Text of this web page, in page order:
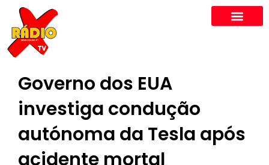
content
Governo dos EUA
investiga condução
autónoma da Tesla após
acidente mortal